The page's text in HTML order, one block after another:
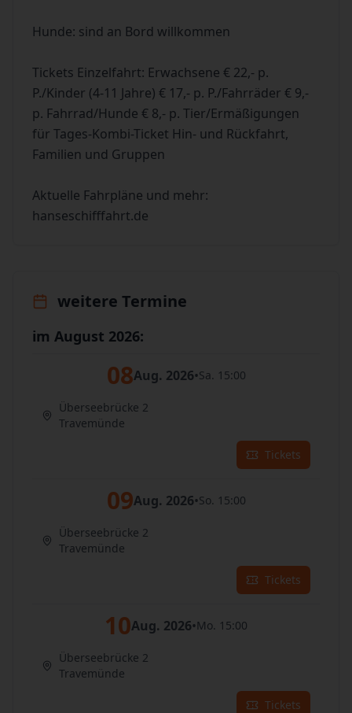
Hunde: sind an Bord willkommen
Tickets Einzelfahrt: Erwachsene € 22,- p.
P./Kinder (4-11 Jahre) € 17,- p. P./Fahrräder € 9,-
p. Fahrrad/Hunde € 8,- p. Tier/Ermäßigungen
für Tages-Kombi-Ticket Hin- und Rückfahrt,
Familien und Gruppen
Aktuelle Fahrpläne und mehr:
hanseschifffahrt.de
weitere Termine
im August 2026:
08Aug. 2026•Sa. 15:00
Überseebrücke 2
Travemünde
Tickets
09Aug. 2026•So. 15:00
Überseebrücke 2
Travemünde
Tickets
10Aug. 2026•Mo. 15:00
Überseebrücke 2
Travemünde
Tickets